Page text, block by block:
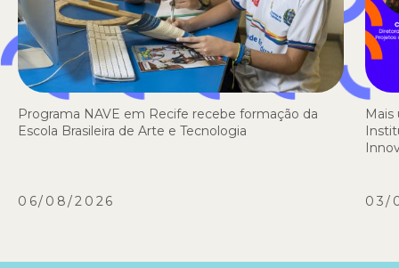
Programa NAVE em Recife recebe formação da
Escola Brasileira de Arte e Tecnologia
06/08/2026 03/